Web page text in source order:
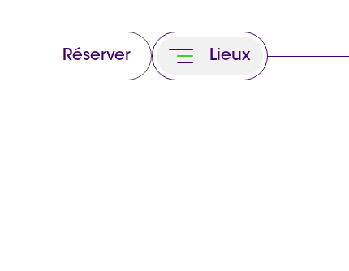
Réserver Lieux